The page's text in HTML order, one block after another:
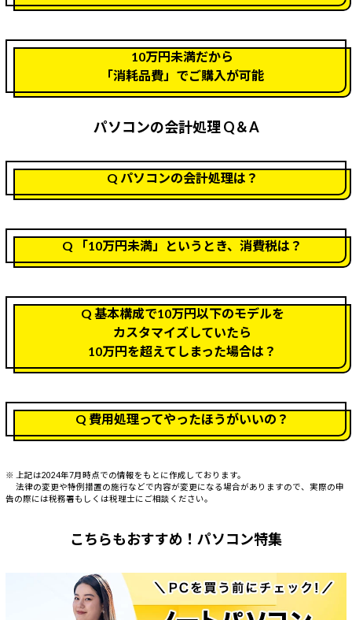
10万円未満だから
「消耗品費」でご購入が可能
パソコンの会計処理 Q＆A
Q パソコンの会計処理は？
Q 「10万円未満」というとき、消費税は？
Q 基本構成で10万円以下のモデルを
カスタマイズしていたら
10万円を超えてしまった場合は？
Q 費用処理ってやったほうがいいの？
※ 上記は2024年7月時点での情報をもとに作成しております。
法律の変更や特例措置の施行などで内容が変更になる場合がありますので、実際の申
告の際には税務署もしくは税理士にご相談ください。
こちらもおすすめ！パソコン特集